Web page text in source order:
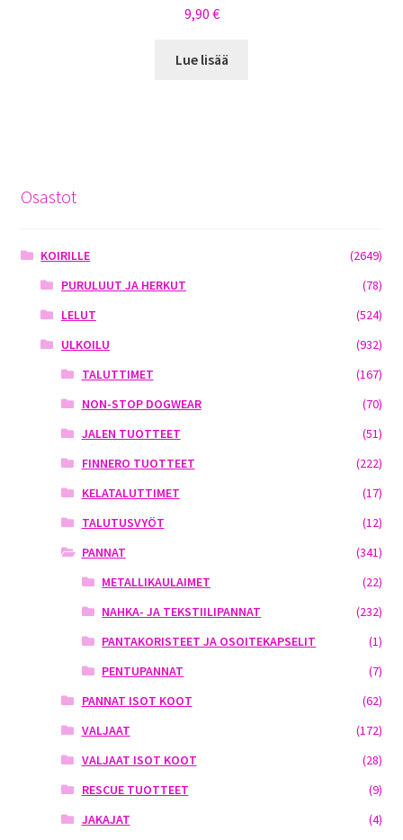
9,90 €
Lue lisää
Osastot
KOIRILLE
(2649)
PURULUUT JA HERKUT
(78)
LELUT
(524)
ULKOILU
(932)
TALUTTIMET
(167)
NON-STOP DOGWEAR
(70)
JALEN TUOTTEET
(51)
FINNERO TUOTTEET
(222)
KELATALUTTIMET
(17)
TALUTUSVYÖT
(12)
PANNAT
(341)
METALLIKAULAIMET
(22)
NAHKA- JA TEKSTIILIPANNAT
(232)
PANTAKORISTEET JA OSOITEKAPSELIT
(1)
PENTUPANNAT
(7)
PANNAT ISOT KOOT
(62)
VALJAAT
(172)
VALJAAT ISOT KOOT
(28)
RESCUE TUOTTEET
(9)
JAKAJAT
(4)